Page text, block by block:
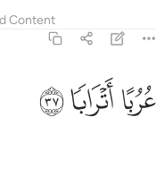
Content
عربا اترابا ٣٧
عُرُبًا أَتْرَابًۭا ٣٧
ﲘﲙﲚ